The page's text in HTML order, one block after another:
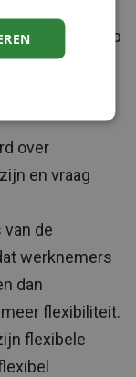
daar op
feedback te
over
en vraag
van de
werknemers
dan
flexibiliteit.
flexibele